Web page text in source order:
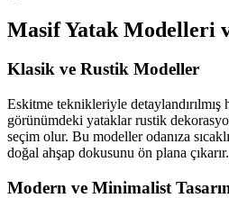
Masif Yatak Modelleri
Klasik ve Rustik Modeller
Eskitme teknikleriyle detaylandırılmış
görünümdeki yataklar rustik
seçim olur. Bu modeller odanıza
doğal ahşap dokusunu ön plana çıkarır.
Modern ve Minimalist